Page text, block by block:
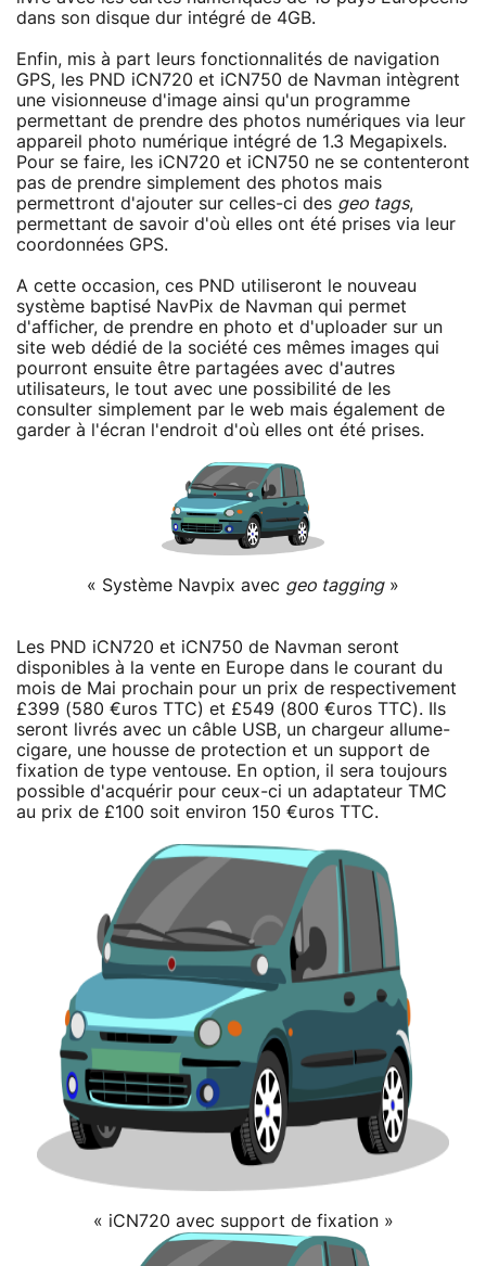
dans son disque dur intégré de 4GB.
Enfin, mis à part leurs fonctionnalités de navigation
GPS, les PND iCN720 et iCN750 de Navman intègrent
une visionneuse d'image ainsi qu'un programme
permettant de prendre des photos numériques via leur
appareil photo numérique intégré de 1.3 Megapixels.
Pour se faire, les iCN720 et iCN750 ne se contenteront
pas de prendre simplement des photos mais
permettront d'ajouter sur celles-ci des geo tags,
permettant de savoir d'où elles ont été prises via leur
coordonnées GPS.
A cette occasion, ces PND utiliseront le nouveau
système baptisé NavPix de Navman qui permet
d'afficher, de prendre en photo et d'uploader sur un
site web dédié de la société ces mêmes images qui
pourront ensuite être partagées avec d'autres
utilisateurs, le tout avec une possibilité de les
consulter simplement par le web mais également de
garder à l'écran l'endroit d'où elles ont été prises.
« Système Navpix avec geo tagging»
Les PND iCN720 et iCN750 de Navman seront
disponibles à la vente en Europe dans le courant du
mois de Mai prochain pour un prix de respectivement
£399 (580 €uros TTC) et £549 (800 €uros TTC). Ils
seront livrés avec un câble USB, un chargeur allume-
cigare, une housse de protection et un support de
fixation de type ventouse. En option, il sera toujours
possible d'acquérir pour ceux-ci un adaptateur TMC
au prix de £100 soit environ 150 €uros TTC.
« iCN720 avec support de fixation »